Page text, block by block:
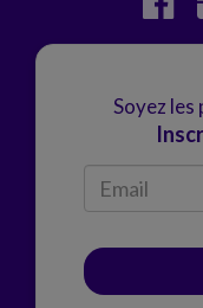
Soyez